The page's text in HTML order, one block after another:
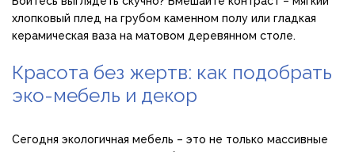
хлопковый плед на грубом каменном полу или гладкая
керамическая ваза на матовом деревянном столе.
Красота без жертв: как подобрать
эко-мебель и декор
Сегодня экологичная мебель – это не только массивные